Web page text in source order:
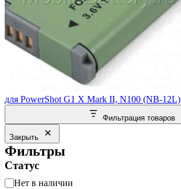
для PowerShot G1 X Mark II, N100 (NB-12L)
Фильтрация товаров
Закрыть
Фильтры
Статус
Статус
Нет в наличии